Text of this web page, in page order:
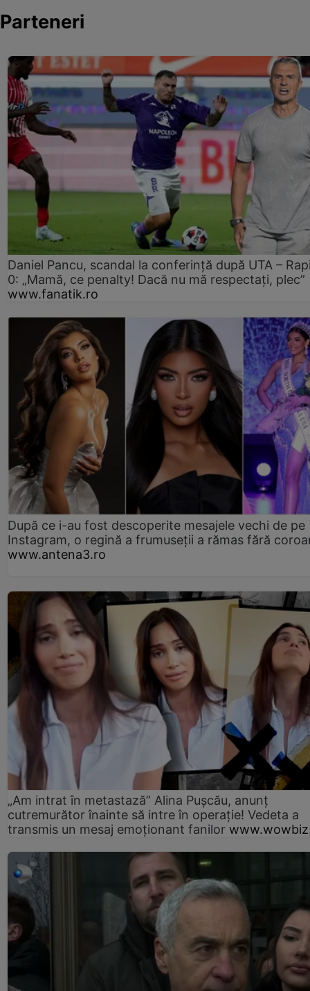
Parteneri
Daniel Pancu, scandal la conferință după UTA –
0: „Mamă, ce penalty! Dacă nu mă respectați, plec”
www.fanatik.ro
După ce i-au fost descoperite mesajele vechi de pe
Instagram, o regină a frumuseții a rămas fără
www.antena3.ro
„Am intrat în metastază” Alina Pușcău, anunț
cutremurător înainte să intre în operație! Vedeta a
transmis un mesaj emoționant fanilor